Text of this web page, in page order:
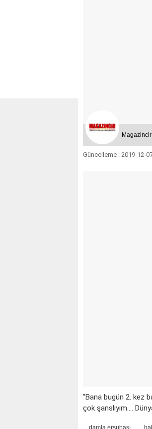
Magazincir
Güncelleme : 2019-12-
"Bana bugün 2. kez
çok şanslıyım....